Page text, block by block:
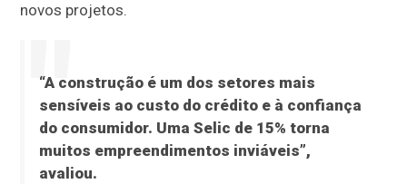
novos projetos.
“A construção é um dos setores mais
sensíveis ao custo do crédito e à confiança
do consumidor. Uma Selic de 15% torna
muitos empreendimentos inviáveis”,
avaliou.